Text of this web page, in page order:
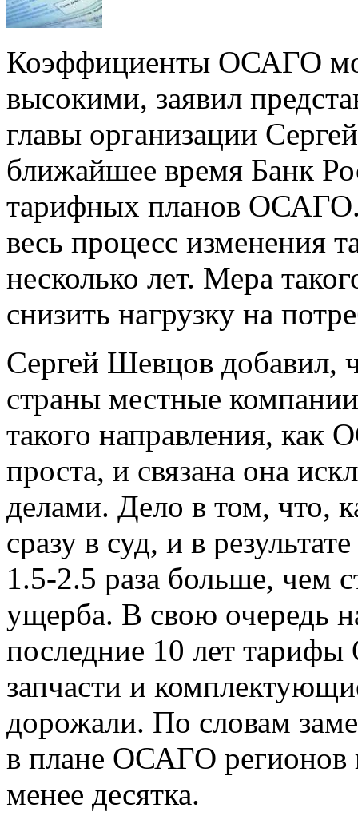
Коэффициенты ОСАГО
высокими, заявил
главы организации
ближайшее время Банк
тарифных планов
весь процесс изменения
несколько лет. Мера
снизить нагрузку на
Сергей Шевцов добавил,
страны местные
такого направления,
проста, и связана она
делами. Дело в том, что,
сразу в суд, и в
1.5-2.5 раза больше, чем
ущерба. В свою очередь
последние 10 лет
запчасти и
дорожали. По словам
в плане ОСАГО регионов
менее десятка.